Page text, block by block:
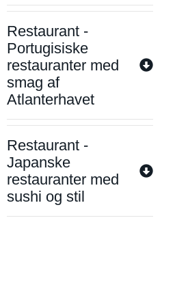
Restaurant -
Portugisiske
restauranter med
smag af
Atlanterhavet
Restaurant -
Japanske
restauranter med
sushi og stil